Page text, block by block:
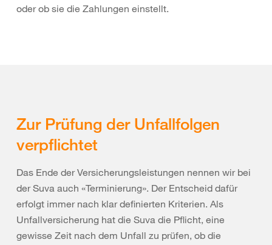
oder ob sie die Zahlungen einstellt.
Zur Prüfung der Unfallfolgen
verpflichtet
Das Ende der Versicherungsleistungen nennen wir bei
der Suva auch «Terminierung». Der Entscheid dafür
erfolgt immer nach klar definierten Kriterien. Als
Unfallversicherung hat die Suva die Pflicht, eine
gewisse Zeit nach dem Unfall zu prüfen, ob die